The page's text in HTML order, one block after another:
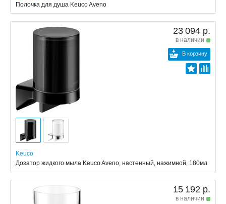
Полочка для душа Keuco Aveno
23 094 р.
в наличии
В корзину
Keuco
Дозатор жидкого мыла Keuco Aveno, настенный, нажимной, 180мл
15 192 р.
в наличии